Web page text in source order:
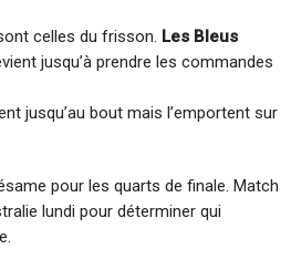
celles du frisson. Les Bleus
jusqu’à prendre les commandes
jusqu’au bout mais l’emportent sur
pour les quarts de finale. Match
lundi pour déterminer qui